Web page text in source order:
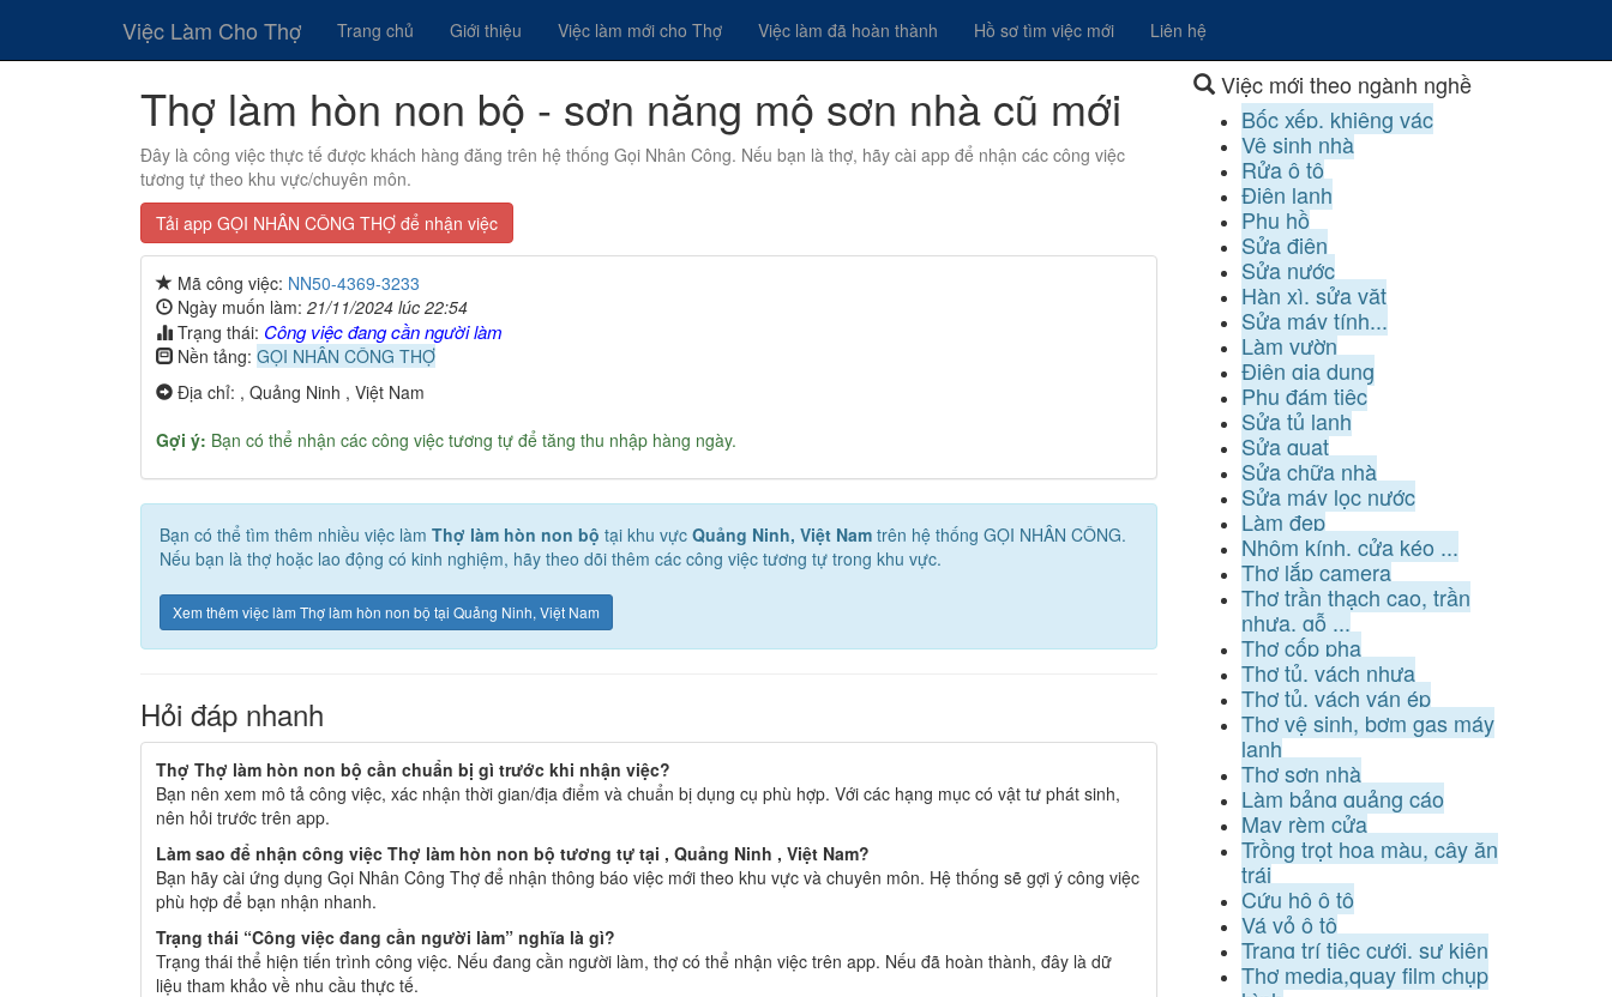
Việc Làm Cho Thợ Trang chủ Giới thiệu Việc làm mới cho Thợ Việc làm đã hoàn thành Hồ sơ tìm việc mới Liên hệ
Thợ làm hòn non bộ - sơn năng mộ sơn nhà cũ mới
Đây là công việc thực tế được khách hàng đăng trên hệ thống Gọi Nhân Công. Nếu bạn là thợ, hãy cài app để nhận các công việc
tương tự theo khu vực/chuyên môn.
Tải app GỌI NHÂN CÔNG THỢ để nhận việc
Mã công việc: NN50-4369-3233
Ngày muốn làm: 21/11/2024 lúc 22:54
Trạng thái: Công việc đang cần người làm
Nền tảng: GỌI NHÂN CÔNG THỢ
Địa chỉ: , Quảng Ninh , Việt Nam
Gợi ý: Bạn có thể nhận các công việc tương tự để tăng thu nhập hàng ngày.
Bạn có thể tìm thêm nhiều việc làm Thợ làm hòn non bộ tại khu vực Quảng Ninh, Việt Nam trên hệ thống GỌI NHÂN CÔNG.
Nếu bạn là thợ hoặc lao động có kinh nghiệm, hãy theo dõi thêm các công việc tương tự trong khu vực.
Xem thêm việc làm Thợ làm hòn non bộ tại Quảng Ninh, Việt Nam
Hỏi đáp nhanh
Thợ Thợ làm hòn non bộ cần chuẩn bị gì trước khi nhận việc?
Bạn nên xem mô tả công việc, xác nhận thời gian/địa điểm và chuẩn bị dụng cụ phù hợp. Với các hạng mục có vật tư phát sinh,
nên hỏi trước trên app.
Làm sao để nhận công việc Thợ làm hòn non bộ tương tự tại , Quảng Ninh , Việt Nam?
Bạn hãy cài ứng dụng Gọi Nhân Công Thợ để nhận thông báo việc mới theo khu vực và chuyên môn. Hệ thống sẽ gợi ý công việc
phù hợp để bạn nhận nhanh.
Trạng thái “Công việc đang cần người làm” nghĩa là gì?
Trạng thái thể hiện tiến trình công việc. Nếu đang cần người làm, thợ có thể nhận việc trên app. Nếu đã hoàn thành, đây là dữ
liệu tham khảo về nhu cầu thực tế.
Việc mới theo ngành nghề
Bốc xếp, khiêng vác
Vệ sinh nhà
Rửa ô tô
Điện lạnh
Phụ hồ
Sửa điện
Sửa nước
Hàn xì, sửa vặt
Sửa máy tính...
Làm vườn
Điện gia dụng
Phụ đám tiệc
Sửa tủ lạnh
Sửa quạt
Sửa chữa nhà
Sửa máy lọc nước
Làm đẹp
Nhôm kính, cửa kéo ...
Thợ lắp camera
Thợ trần thạch cao, trần
nhựa, gỗ ...
Thợ cốp pha
Thợ tủ, vách nhựa
Thợ tủ, vách ván ép
Thợ vệ sinh, bơm gas máy
lạnh
Thợ sơn nhà
Làm bảng quảng cáo
May rèm cửa
Trồng trọt hoa màu, cây ăn
trái
Cứu hộ ô tô
Vá vỏ ô tô
Trang trí tiệc cưới, sự kiện
Thợ media,quay film chụp